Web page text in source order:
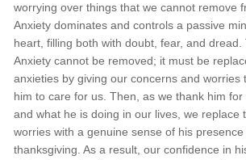
worrying over things that we cannot remove
Anxiety dominates and controls a passive
heart, filling both with doubt, fear, and dread.
Anxiety cannot be removed; it must be
anxieties by giving our concerns and worries
him to care for us. Then, as we thank him
and what he is doing in our lives, we replace
worries with a genuine sense of his
thanksgiving. As a result, our confidence in